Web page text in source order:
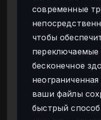
современные
чтобы
переключаемые
бесконечное
ваши файлы
быстрый